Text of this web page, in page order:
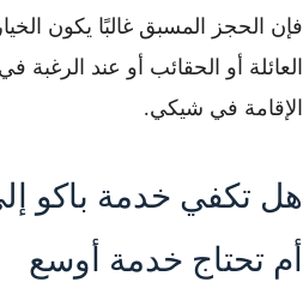
فإن الحجز المسبق غالبًا يكون
العائلة أو الحقائب أو عند
الإقامة في شيكي.
هل تكفي خدمة باكو
أم تحتاج خدمة أوسع